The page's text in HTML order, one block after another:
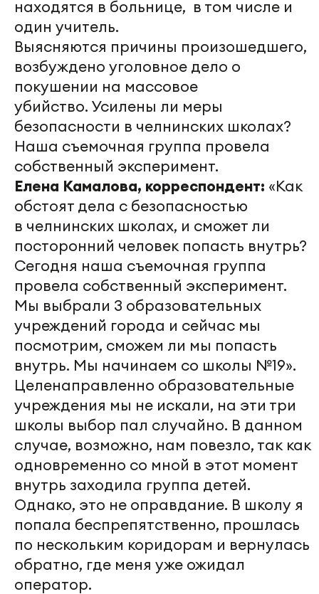
находятся в больнице, в том числе и
один учитель.
Выясняются причины произошедшего,
возбуждено уголовное дело о
покушении на массовое
убийство. Усилены ли меры
безопасности в челнинских школах?
Наша съемочная группа провела
собственный эксперимент.
Елена Камалова, корреспондент: «Как
обстоят дела с безопасностью
в челнинских школах, и сможет ли
посторонний человек попасть внутрь?
Сегодня наша съемочная группа
провела собственный эксперимент.
Мы выбрали 3 образовательных
учреждений города и сейчас мы
посмотрим, сможем ли мы попасть
внутрь. Мы начинаем со школы №19».
Целенаправленно образовательные
учреждения мы не искали, на эти три
школы выбор пал случайно. В данном
случае, возможно, нам повезло, так как
одновременно со мной в этот момент
внутрь заходила группа детей.
Однако, это не оправдание. В школу я
попала беспрепятственно, прошлась
по нескольким коридорам и вернулась
обратно, где меня уже ожидал
оператор.